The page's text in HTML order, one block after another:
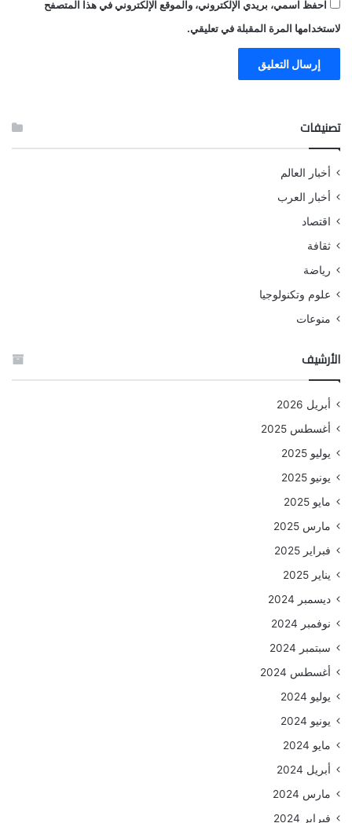
احفظ اسمي، بريدي الإلكتروني، والموقع الإلكتروني في هذا المتصفح
لاستخدامها المرة المقبلة في تعليقي.
تصنيفات
أخبار العالم
أخبار العرب
اقتصاد
ثقافة
رياضة
علوم وتكنولوجيا
منوعات
الأرشيف
أبريل 2026
أغسطس 2025
يوليو 2025
يونيو 2025
مايو 2025
مارس 2025
فبراير 2025
يناير 2025
ديسمبر 2024
نوفمبر 2024
سبتمبر 2024
أغسطس 2024
يوليو 2024
يونيو 2024
مايو 2024
أبريل 2024
مارس 2024
فبراير 2024